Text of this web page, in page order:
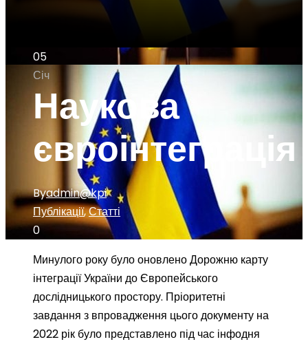
05
Січ
Наукова
євроінтеграція
Byadmin@kpi
Публікації,Статті
0
Минулого року було оновлено Дорожню карту
інтеграції України до Європейського
дослідницького простору. Пріоритетні
завдання з впровадження цього документу на
2022 рік було представлено під час інфодня